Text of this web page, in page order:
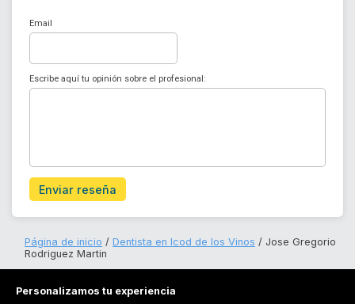
Email
Escribe aquí tu opinión sobre el profesional:
Enviar reseña
Página de inicio Dentista en Icod de los Vinos
Jose Gregorio
Rodriguez Martin
Personalizamos tu experiencia